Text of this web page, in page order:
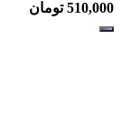
510,000 تومان